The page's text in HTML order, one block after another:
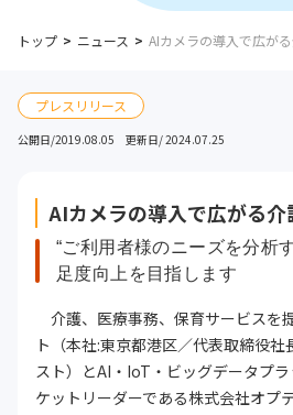
トップ ニュース AIカメラの導入で広がる
プレスリリース
公開日/2019.08.05 更新日/ 2024.07.25
AIカメラの導入で広がる介
“ご利用者様のニーズを分析
足度向上を目指します
介護、医療事務、保育サービスを
ト（本社:東京都港区／代表取締役社
スト）とAI・IoT・ビッグデータプ
ケットリーダーである株式会社オプ